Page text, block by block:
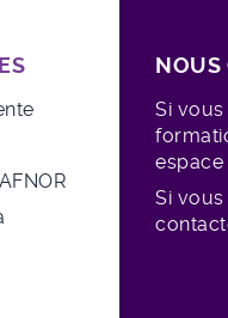
NOUS
Si
espace
Si